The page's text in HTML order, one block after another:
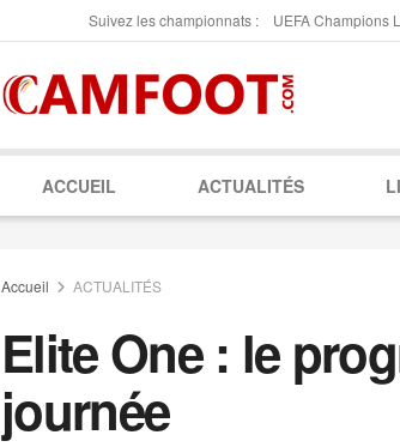
Suivez les championnats : UEFA Champions
ACCUEIL ACTUALITÉS
Accueil ACTUALITÉS
Elite One : le
journée